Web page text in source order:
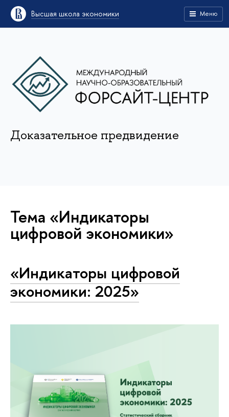
Высшая школа экономики Меню
Доказательное предвидение
Тема «Индикаторы
цифровой экономики»
«Индикаторы цифровой
экономики: 2025»